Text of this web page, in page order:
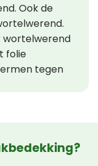
Ook de
wortelwerend
folie
tegen